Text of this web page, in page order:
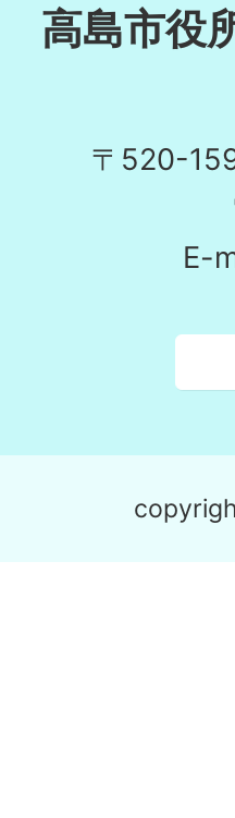
高島市役
〒520-
E-